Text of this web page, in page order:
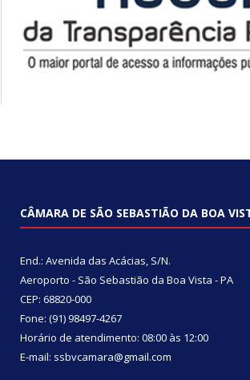
CÂMARA DE SÃO SEBASTIÃO DA BOA
End.: Avenida das Acácias, S/N.
Aeroporto - São Sebastião da Boa Vista - PA
CEP: 68820-000
Fone: (91) 98497-4267
Horário de atendimento: 08:00 às 12:00
E-mail: ssbvcamara@gmail.com